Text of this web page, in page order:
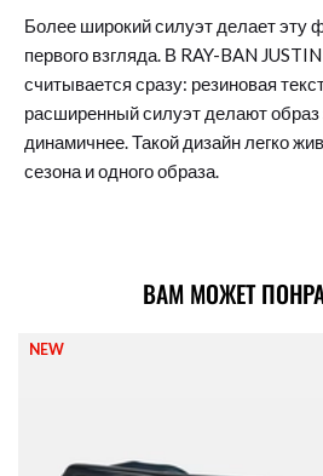
Более широкий силуэт делает эту
первого взгляда. В RAY-BAN
считывается сразу: резиновая
расширенный силуэт делают образ
динамичнее. Такой дизайн легко
сезона и одного образа.
ВАМ МОЖЕТ
NEW